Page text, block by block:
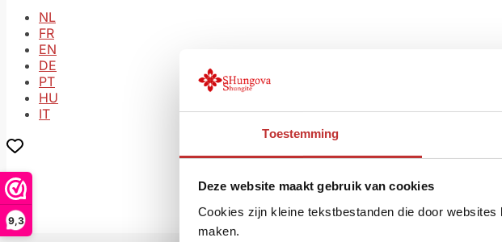
9,3
Toestemming
Deze website maakt gebruik van cookies
Cookies zijn kleine tekstbestanden die door
maken.
NL
FR
EN
DE
PT
HU
IT